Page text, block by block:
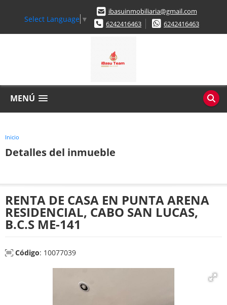
Select Language ▼
ibasuinmobiliaria@gmail.com
6242416463
6242416463
MENÚ
Inicio
Detalles del inmueble
RENTA DE CASA EN PUNTA ARENA
RESIDENCIAL, CABO SAN LUCAS,
B.C.S ME-141
Código: 10077039